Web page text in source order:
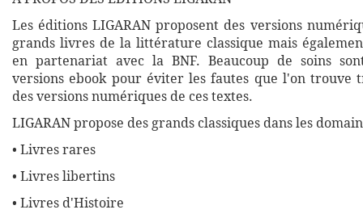
Les éditions LIGARAN proposent des versions
grands livres de la littérature classique mais
en partenariat avec la BNF. Beaucoup de soins
versions ebook pour éviter les fautes que l'on trouve
des versions numériques de ces textes.
LIGARAN propose des grands classiques dans les
• Livres rares
• Livres libertins
• Livres d'Histoire